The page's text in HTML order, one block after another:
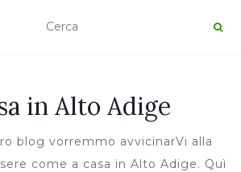
in Alto Adige
blog vorremmo avvicinarVi alla
come a casa in Alto Adige. Quì